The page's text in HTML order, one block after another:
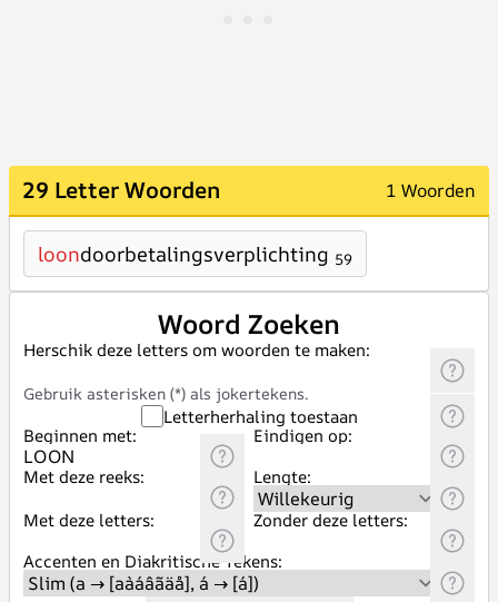
29 Letter Woorden 1 Woorden
loondoorbetalingsverplichting 59
Woord Zoeken
Herschik deze letters om woorden te maken:
Gebruik asterisken (*) als jokertekens.
Letterherhaling toestaan
Beginnen met:
Eindigen op:
Met deze reeks:
Lengte:
Met deze letters:
Zonder deze letters:
Accenten en Diakritische Tekens: